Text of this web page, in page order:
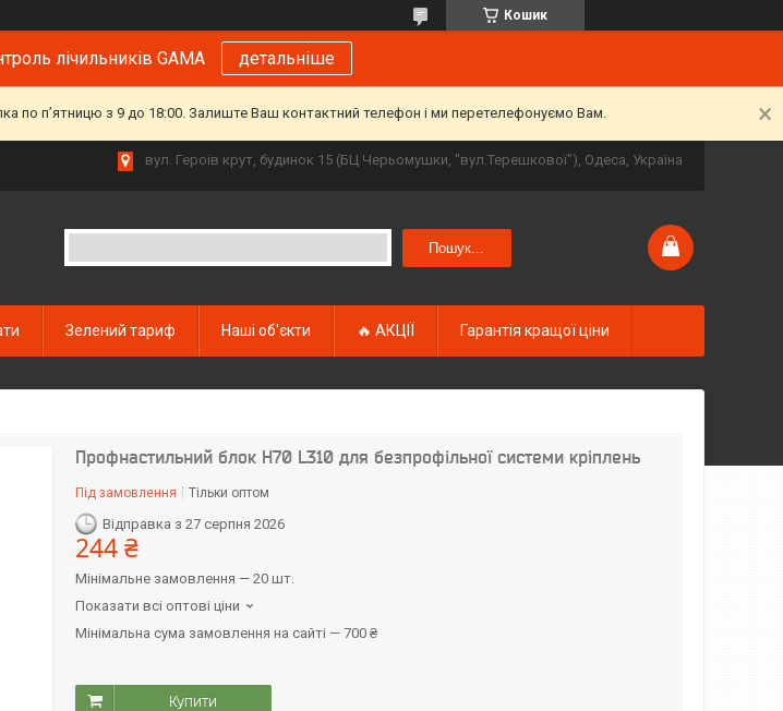
Кошик
лічильників GAMA детальніше
по пʼятницю з 9 до 18:00. Залиште Ваш контактний телефон і ми перетелефонуємо Вам.
вул. Героїв крут, будинок 15 (БЦ Черьомушки, "вул.Терешкової"), Одеса, Україна
Пошук...
Зелений тариф Наші об'єкти 🔥 АКЦІЇ Гарантія кращої ціни
Профнастильний блок H70 L310 для безпрофільної системи кріплень
Під замовлення Тільки оптом
Відправка з 27 серпня 2026
244 ₴
Мінімальне замовлення — 20 шт.
Показати всі оптові ціни
Мінімальна сума замовлення на сайті — 700 ₴
Купити